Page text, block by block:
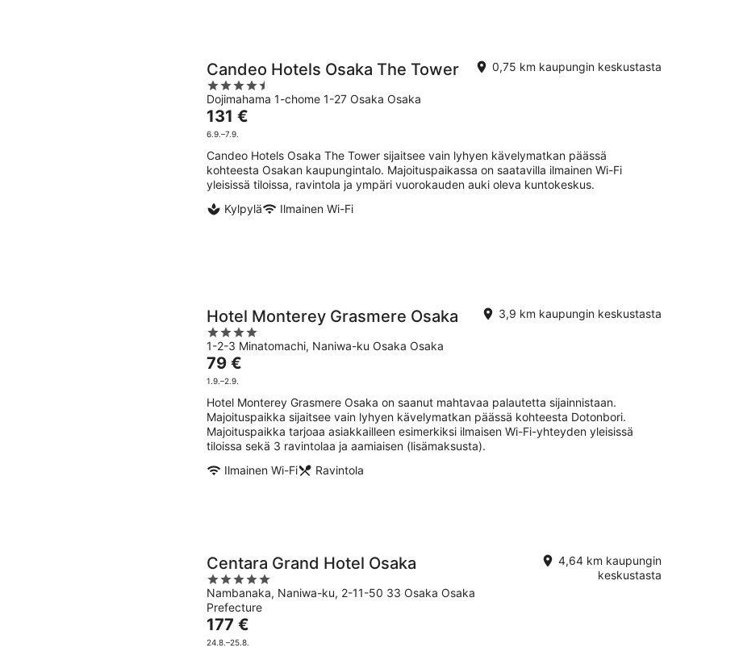
Candeo Hotels Osaka The Tower
4.5
out
of
5
Dojimahama 1-chome 1-27 Osaka Osaka
0,75 km kaupungin keskustasta
Hinta
on
per
yö
131 €
6.9.–7.9.
Candeo Hotels Osaka The Tower sijaitsee vain lyhyen kävelymatkan päässä
kohteesta Osakan kaupungintalo. Majoituspaikassa on saatavilla ilmainen Wi-Fi
yleisissä tiloissa, ravintola ja ympäri vuorokauden auki oleva kuntokeskus.
Kylpylä
Ilmainen Wi-Fi
Hotel Monterey Grasmere Osaka
4
out
of
5
1-2-3 Minatomachi, Naniwa-ku Osaka Osaka
3,9 km kaupungin keskustasta
Hinta
on
per
yö
79 €
1.9.–2.9.
Hotel Monterey Grasmere Osaka on saanut mahtavaa palautetta sijainnistaan.
Majoituspaikka sijaitsee vain lyhyen kävelymatkan päässä kohteesta Dotonbori.
Majoituspaikka tarjoaa asiakkailleen esimerkiksi ilmaisen Wi-Fi-yhteyden yleisissä
tiloissa sekä 3 ravintolaa ja aamiaisen (lisämaksusta).
Ilmainen Wi-Fi
Ravintola
Centara Grand Hotel Osaka
5
out
of
5
Nambanaka, Naniwa-ku, 2-11-50 33 Osaka Osaka
Prefecture
4,64 km kaupungin
keskustasta
Hinta
on
177 €
24.8.–25.8.